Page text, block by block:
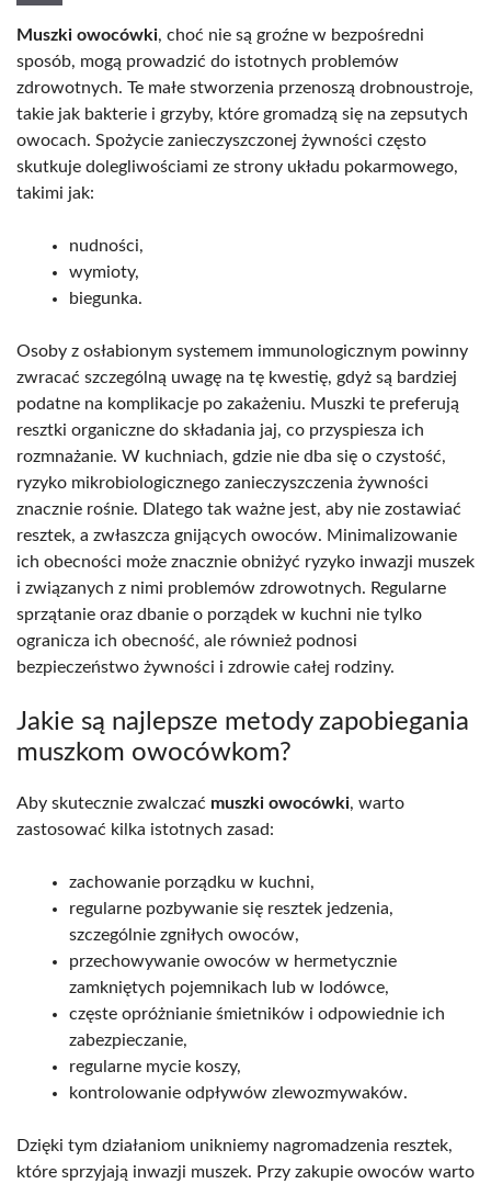
Muszki owocówki, choć nie są groźne w bezpośredni
sposób, mogą prowadzić do istotnych problemów
zdrowotnych. Te małe stworzenia przenoszą drobnoustroje,
takie jak bakterie i grzyby, które gromadzą się na zepsutych
owocach. Spożycie zanieczyszczonej żywności często
skutkuje dolegliwościami ze strony układu pokarmowego,
takimi jak:
nudności,
wymioty,
biegunka.
Osoby z osłabionym systemem immunologicznym powinny
zwracać szczególną uwagę na tę kwestię, gdyż są bardziej
podatne na komplikacje po zakażeniu. Muszki te preferują
resztki organiczne do składania jaj, co przyspiesza ich
rozmnażanie. W kuchniach, gdzie nie dba się o czystość,
ryzyko mikrobiologicznego zanieczyszczenia żywności
znacznie rośnie. Dlatego tak ważne jest, aby nie zostawiać
resztek, a zwłaszcza gnijących owoców. Minimalizowanie
ich obecności może znacznie obniżyć ryzyko inwazji muszek
i związanych z nimi problemów zdrowotnych. Regularne
sprzątanie oraz dbanie o porządek w kuchni nie tylko
ogranicza ich obecność, ale również podnosi
bezpieczeństwo żywności i zdrowie całej rodziny.
Jakie są najlepsze metody zapobiegania
muszkom owocówkom?
Aby skutecznie zwalczać muszki owocówki, warto
zastosować kilka istotnych zasad:
zachowanie porządku w kuchni,
regularne pozbywanie się resztek jedzenia,
szczególnie zgniłych owoców,
przechowywanie owoców w hermetycznie
zamkniętych pojemnikach lub w lodówce,
częste opróżnianie śmietników i odpowiednie ich
zabezpieczanie,
regularne mycie koszy,
kontrolowanie odpływów zlewozmywaków.
Dzięki tym działaniom unikniemy nagromadzenia resztek,
które sprzyjają inwazji muszek. Przy zakupie owoców warto